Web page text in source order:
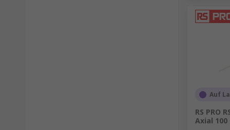
Auf
RS PRO
Axial 100